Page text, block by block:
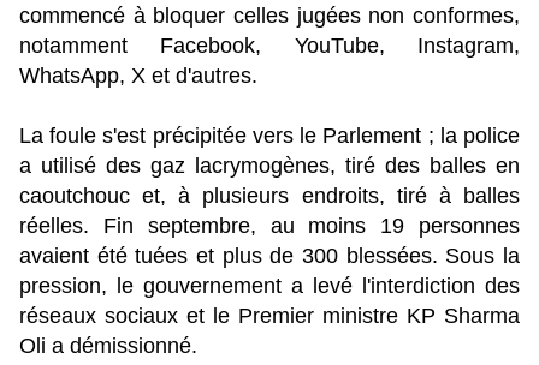
commencé à bloquer celles jugées non conformes,
notamment Facebook, YouTube, Instagram,
WhatsApp, X et d'autres.
La foule s'est précipitée vers le Parlement ; la police
a utilisé des gaz lacrymogènes, tiré des balles en
caoutchouc et, à plusieurs endroits, tiré à balles
réelles. Fin septembre, au moins 19 personnes
avaient été tuées et plus de 300 blessées. Sous la
pression, le gouvernement a levé l'interdiction des
réseaux sociaux et le Premier ministre KP Sharma
Oli a démissionné.